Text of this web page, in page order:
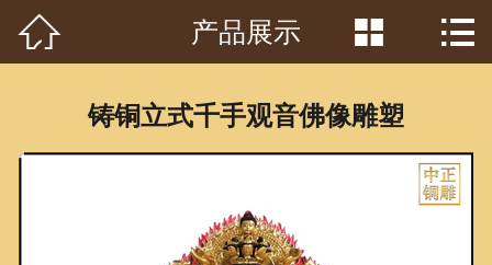
首页
 产品展示  
铸铜立式千手观音佛像雕塑